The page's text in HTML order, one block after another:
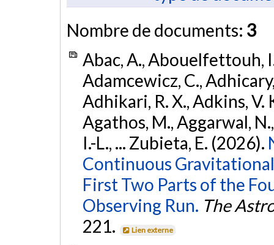
Nombre de documents: 3
Abac, A., Abouelfettouh,
Adamcewicz, C.,
Adhikari, R. X., Adkins, V.
Agathos, M., Aggarwal,
I.-L., ... Zubieta, E. (2026).
Continuous
First Two Parts of the
Observing Run. The
221.
Lien externe